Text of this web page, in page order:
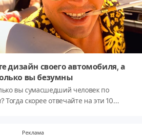
дизайн своего автомобиля, а
вы безумны
вы сумасшедший человек по
скорее отвечайте на эти 10
Реклама